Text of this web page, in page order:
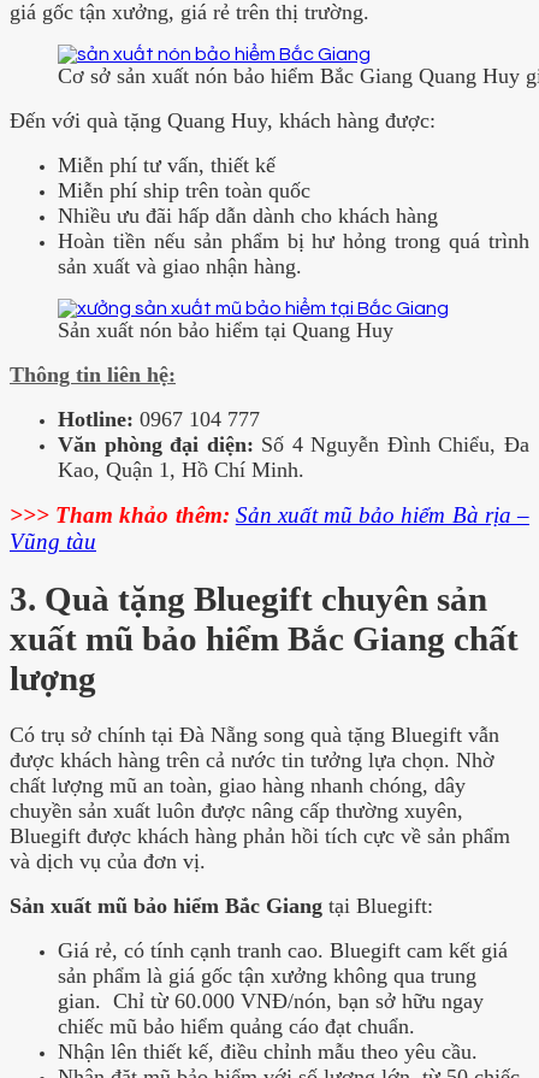
giá gốc tận xưởng, giá rẻ trên thị trường.
Cơ sở sản xuất nón bảo hiểm Bắc Giang Quang Huy
Đến với quà tặng Quang Huy, khách hàng được:
Miễn phí tư vấn, thiết kế
Miễn phí ship trên toàn quốc
Nhiều ưu đãi hấp dẫn dành cho khách hàng
Hoàn tiền nếu sản phẩm bị hư hỏng trong quá trình
sản xuất và giao nhận hàng.
Sản xuất nón bảo hiểm tại Quang Huy
Thông tin liên hệ:
Hotline: 0967 104 777
Văn phòng đại diện: Số 4 Nguyễn Đình Chiểu, Đa
Kao, Quận 1, Hồ Chí Minh.
>>> Tham khảo thêm: Sản xuất mũ bảo hiểm Bà rịa –
Vũng tàu
3. Quà tặng Bluegift chuyên sản
xuất mũ bảo hiểm Bắc Giang chất
lượng
Có trụ sở chính tại Đà Nẵng song quà tặng Bluegift vẫn
được khách hàng trên cả nước tin tưởng lựa chọn. Nhờ
chất lượng mũ an toàn, giao hàng nhanh chóng, dây
chuyền sản xuất luôn được nâng cấp thường xuyên,
Bluegift được khách hàng phản hồi tích cực về sản phẩm
và dịch vụ của đơn vị.
Sản xuất mũ bảo hiểm Bắc Giang tại Bluegift:
Giá rẻ, có tính cạnh tranh cao. Bluegift cam kết giá
sản phẩm là giá gốc tận xưởng không qua trung
gian. Chỉ từ 60.000 VNĐ/nón, bạn sở hữu ngay
chiếc mũ bảo hiểm quảng cáo đạt chuẩn.
Nhận lên thiết kế, điều chỉnh mẫu theo yêu cầu.